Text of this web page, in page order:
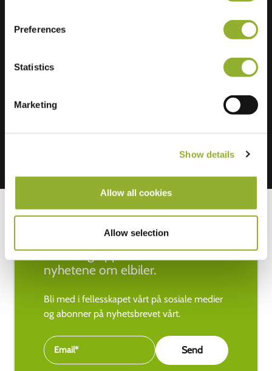
Preferences
Statistics
Marketing
Show details
Allow all cookies
Allow selection
Hold deg oppdatert med de siste
nyhetene om elbiler.
Bli med i fellesskapet vårt på sosiale medier
og abonner på nyhetsbrevet vårt.